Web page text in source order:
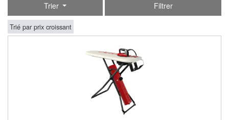
Trier
Filtrer
Trié par prix croissant